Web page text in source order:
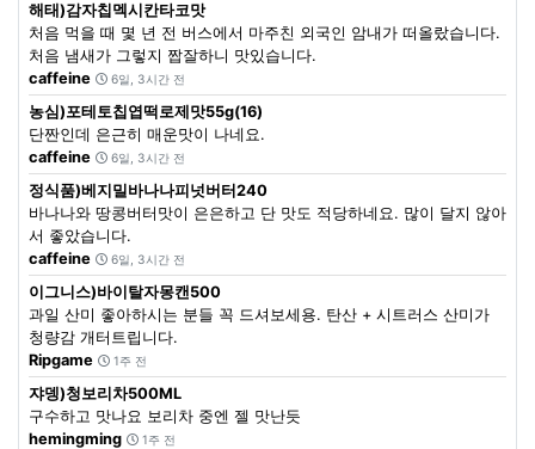
해태)감자칩멕시칸타코맛
처음 먹을 때 몇 년 전 버스에서 마주친 외국인 암내가 떠올랐습니다.
처음 냄새가 그렇지 짭잘하니 맛있습니다.
caffeine
6일, 3시간 전
농심)포테토칩엽떡로제맛55g(16)
단짠인데 은근히 매운맛이 나네요.
caffeine
6일, 3시간 전
정식품)베지밀바나나피넛버터240
바나나와 땅콩버터맛이 은은하고 단 맛도 적당하네요. 많이 달지 않아
서 좋았습니다.
caffeine
6일, 3시간 전
이그니스)바이탈자몽캔500
과일 산미 좋아하시는 분들 꼭 드셔보세용. 탄산 + 시트러스 산미가
청량감 개터트립니다.
Ripgame
1주 전
쟈뎅)청보리차500ML
구수하고 맛나요 보리차 중엔 젤 맛난듯
hemingming
1주 전